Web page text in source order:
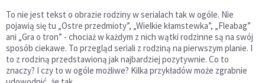
To nie jest tekst o obrazie rodziny w serialach tak w ogóle. Nie
pojawią się tu „Ostre przedmioty”, „Wielkie kłamstewka”, „Fleabag”
ani „Gra o tron” - chociaż w każdym z nich wątki rodzinne są na swój
sposób ciekawe. To przegląd seriali z rodziną na pierwszym planie. I
to z rodziną przedstawioną jak najbardziej pozytywnie. Co to
znaczy? I czy to w ogóle możliwe? Kilka przykładów może zgrabnie